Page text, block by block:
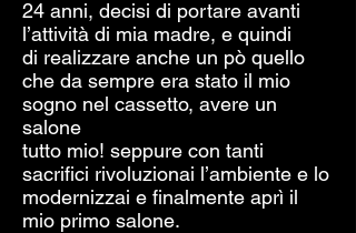
24 anni, decisi di portare avanti
l’attività di mia madre, e quindi
di realizzare anche un pò quello
che da sempre era stato il mio
sogno nel cassetto, avere un
salone
tutto mio! seppure con tanti
sacrifici rivoluzionai l’ambiente e lo
modernizzai e finalmente aprì il
mio primo salone.